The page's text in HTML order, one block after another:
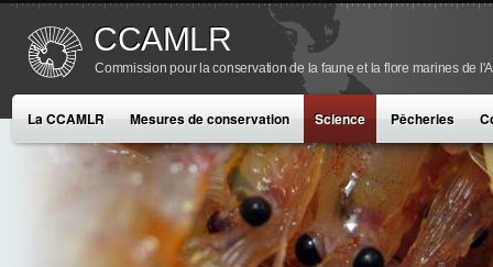
CCAMLR
Commission pour la conservation de la faune et la flore marines de
La CCAMLR Mesures de conservation Science Pêcheries